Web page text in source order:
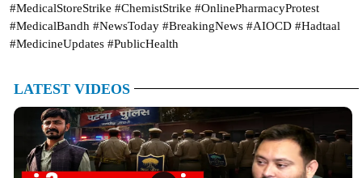
#MedicalStoreStrike #ChemistStrike #OnlinePharmacyProtest
#MedicalBandh #NewsToday #BreakingNews #AIOCD #Hadtaal
#MedicineUpdates #PublicHealth
LATEST VIDEOS